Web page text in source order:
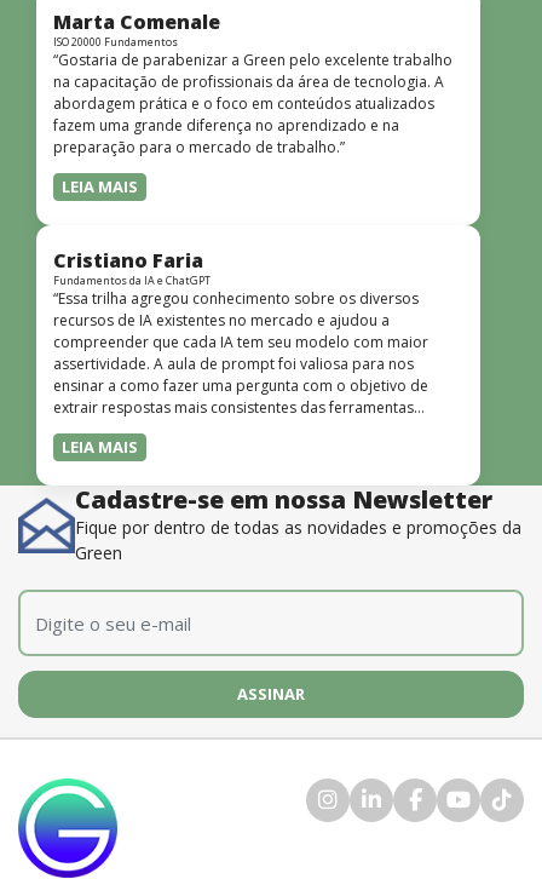
Marta Comenale
ISO 20000 Fundamentos
“Gostaria de parabenizar a Green pelo excelente trabalho
na capacitação de profissionais da área de tecnologia. A
abordagem prática e o foco em conteúdos atualizados
fazem uma grande diferença no aprendizado e na
preparação para o mercado de trabalho.”
LEIA MAIS
Cristiano Faria
Fundamentos da IA e ChatGPT
“Essa trilha agregou conhecimento sobre os diversos
recursos de IA existentes no mercado e ajudou a
compreender que cada IA tem seu modelo com maior
assertividade. A aula de prompt foi valiosa para nos
ensinar a como fazer uma pergunta com o objetivo de
extrair respostas mais consistentes das ferramentas
disponíveis. O instrutor também é muito bom, além de
dominar o conteúdo, possui uma didática que incentiva o
LEIA MAIS
Cadastre-se em nossa Newsletter
Fique por dentro de todas as novidades e promoções da
Green
E-mail